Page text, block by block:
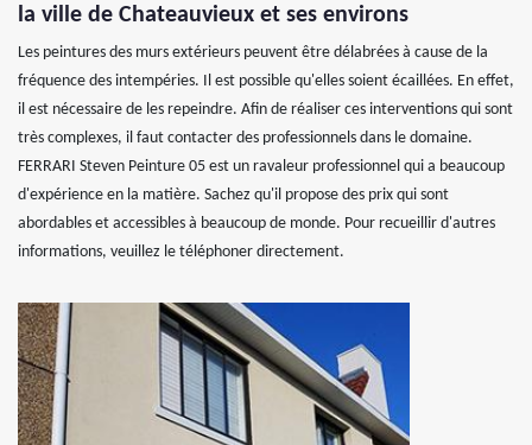
la ville de Chateauvieux et ses environs
Les peintures des murs extérieurs peuvent être délabrées à cause de la
fréquence des intempéries. Il est possible qu'elles soient écaillées. En effet,
il est nécessaire de les repeindre. Afin de réaliser ces interventions qui sont
très complexes, il faut contacter des professionnels dans le domaine.
FERRARI Steven Peinture 05 est un ravaleur professionnel qui a beaucoup
d'expérience en la matière. Sachez qu'il propose des prix qui sont
abordables et accessibles à beaucoup de monde. Pour recueillir d'autres
informations, veuillez le téléphoner directement.